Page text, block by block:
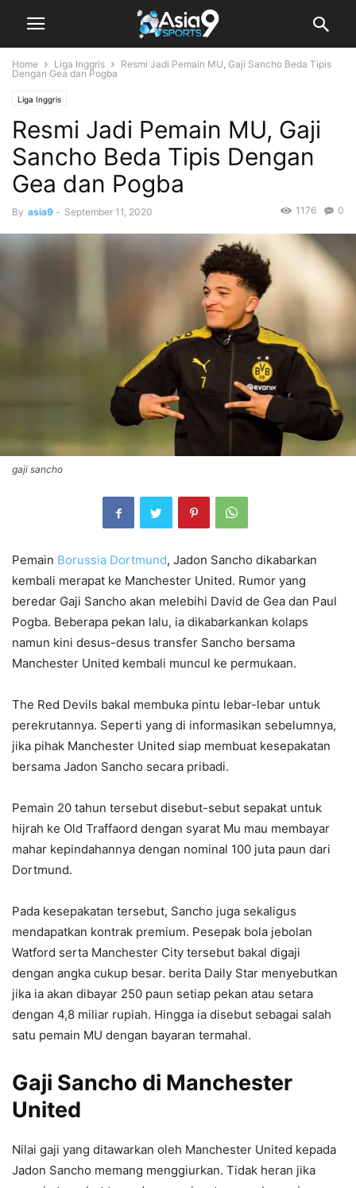
Home Liga Inggris
Resmi Jadi Pemain MU, Gaji Sancho Beda Tipis
Dengan Gea dan Pogba
Liga Inggris
Resmi Jadi Pemain MU, Gaji
Sancho Beda Tipis Dengan
Gea dan Pogba
By asia9 - September 11, 2020 0
1176
gaji sancho
Pemain Borussia Dortmund, Jadon Sancho dikabarkan
kembali merapat ke Manchester United. Rumor yang
beredar Gaji Sancho akan melebihi David de Gea dan Paul
Pogba. Beberapa pekan lalu, ia dikabarkankan kolaps
namun kini desus-desus transfer Sancho bersama
Manchester United kembali muncul ke permukaan.
The Red Devils bakal membuka pintu lebar-lebar untuk
perekrutannya. Seperti yang di informasikan sebelumnya,
jika pihak Manchester United siap membuat kesepakatan
bersama Jadon Sancho secara pribadi.
Pemain 20 tahun tersebut disebut-sebut sepakat untuk
hijrah ke Old Traffaord dengan syarat Mu mau membayar
mahar kepindahannya dengan nominal 100 juta paun dari
Dortmund.
Pada kesepakatan tersebut, Sancho juga sekaligus
mendapatkan kontrak premium. Pesepak bola jebolan
Watford serta Manchester City tersebut bakal digaji
dengan angka cukup besar. berita Daily Star menyebutkan
jika ia akan dibayar 250 paun setiap pekan atau setara
dengan 4,8 miliar rupiah. Hingga ia disebut sebagai salah
satu pemain MU dengan bayaran termahal.
Gaji Sancho di Manchester
United
Nilai gaji yang ditawarkan oleh Manchester United kepada
Jadon Sancho memang menggiurkan. Tidak heran jika